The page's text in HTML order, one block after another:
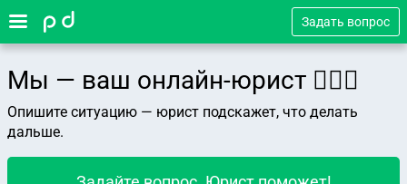
Задать вопрос
Мы — ваш онлайн-юрист 👨🏻‍⚖️
Опишите ситуацию — юрист подскажет, что делать
дальше.